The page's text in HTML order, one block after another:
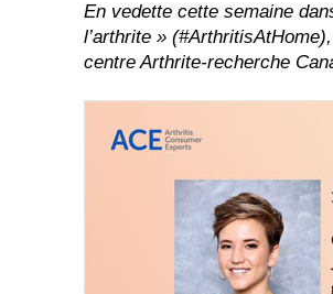
En vedette cette semaine
l’arthrite »
centre Arthrite-recherche